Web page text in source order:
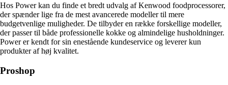
Hos Power kan du finde et bredt udvalg af Kenwood foodprocessorer,
der spænder lige fra de mest avancerede modeller til mere
budgetvenlige muligheder. De tilbyder en række forskellige modeller,
der passer til både professionelle kokke og almindelige husholdninger.
Power er kendt for sin enestående kundeservice og leverer kun
produkter af høj kvalitet.
Proshop